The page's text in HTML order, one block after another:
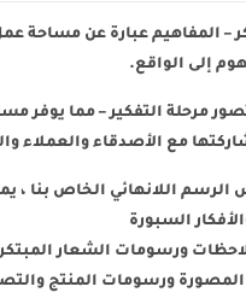
– المفاهيم عبارة عن مساحة
إلى الواقع.
مرحلة التفكير – مما يوفر
مع الأصدقاء والعملاء
اللانهائي الخاص بنا ،
السبورة
ورسومات الشعار
ورسومات المنتج